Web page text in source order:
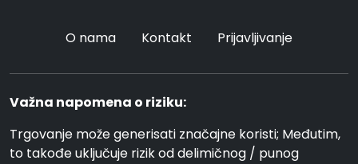
O nama Kontakt Prijavljivanje
Važna napomena o riziku:
Trgovanje može generisati značajne koristi; Međutim,
to takođe uključuje rizik od delimičnog / punog